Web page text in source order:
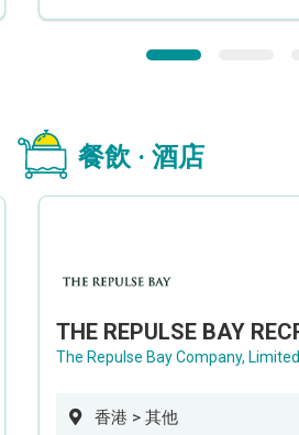
餐飲 · 酒店
The Repulse Bay Company, Limited
香港 > 其他